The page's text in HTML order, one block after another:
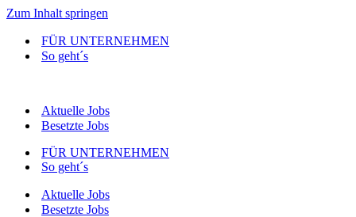
Zum Inhalt springen
FÜR UNTERNEHMEN
So geht´s
Aktuelle Jobs
Besetzte Jobs
FÜR UNTERNEHMEN
So geht´s
Aktuelle Jobs
Besetzte Jobs